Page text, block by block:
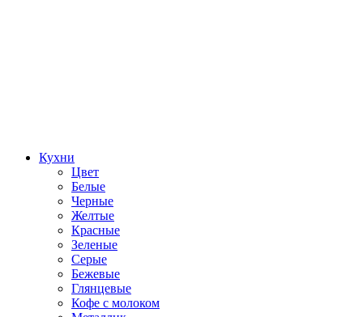
Кухни
Цвет
Белые
Черные
Желтые
Красные
Зеленые
Серые
Бежевые
Глянцевые
Кофе с молоком